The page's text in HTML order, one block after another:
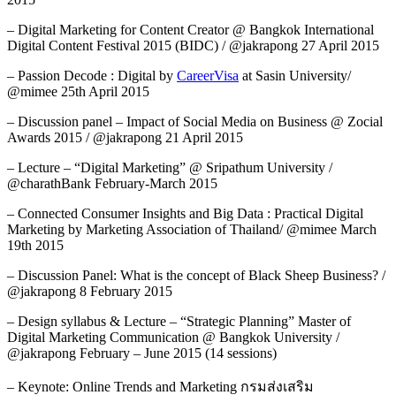
– Digital Marketing for Content Creator @ Bangkok International
Digital Content Festival 2015 (BIDC) / @jakrapong 27 April 2015
– Passion Decode : Digital by CareerVisa at Sasin University/
@mimee 25th April 2015
– Discussion panel – Impact of Social Media on Business @ Zocial
Awards 2015 / @jakrapong 21 April 2015
– Lecture – “Digital Marketing” @ Sripathum University /
@charathBank February-March 2015
– Connected Consumer Insights and Big Data : Practical Digital
Marketing by Marketing Association of Thailand/ @mimee March
19th 2015
– Discussion Panel: What is the concept of Black Sheep Business? /
@jakrapong 8 February 2015
– Design syllabus & Lecture – “Strategic Planning” Master of
Digital Marketing Communication @ Bangkok University /
@jakrapong February – June 2015 (14 sessions)
– Keynote: Online Trends and Marketing กรมส่งเสริม